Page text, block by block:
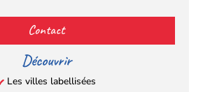
(s’ouvre
dans
un
nouvel
onglet)
(s’ouvre
dans
un
nouvel
onglet)
(s’ouvre
dans
un
nouvel
onglet)
(s’ouvre
un
nouvel
onglet)
Contact
Découvrir
Les villes labellisées